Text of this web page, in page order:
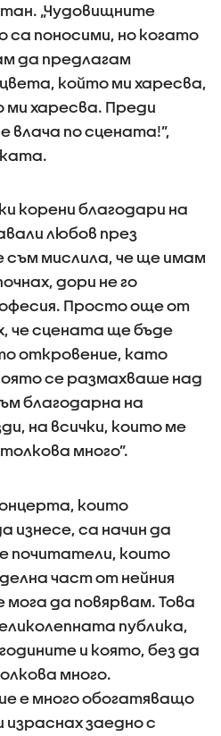
„Чудовищните
са поносими, но когато
да предлагам
който ми харесва,
ми харесва. Преди
влача по сцената!”,
корени благодари на
любов през
съм мислила, че ще имам
дори не го
Просто още от
че сцената ще бъде
откровение, като
се размахваше над
благодарна на
на всички, които ме
много”.
които
изнесе, са начин да
почитатели, които
част от нейния
мога да повярвам. Това
публика,
и която, без да
много.
е много обогатяващо
израснах заедно с